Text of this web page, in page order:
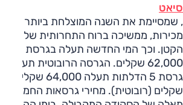
סיאט
, שמסיימת את השנה המוצלחת ביותר
מכירות, ממשיכה ברוח התחרותית של
שקלים (רובוטית). מחירי גרסאות החמש